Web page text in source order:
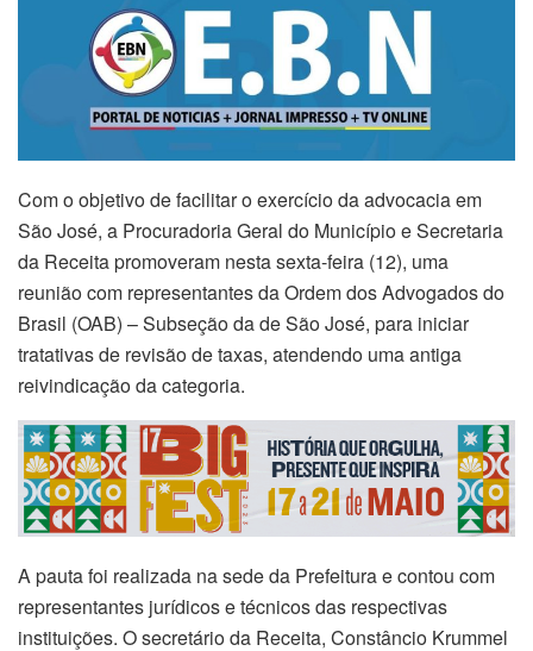
Com o objetivo de facilitar o exercício da advocacia em
São José, a Procuradoria Geral do Município e Secretaria
da Receita promoveram nesta sexta-feira (12), uma
reunião com representantes da Ordem dos Advogados do
Brasil (OAB) – Subseção da de São José, para iniciar
tratativas de revisão de taxas, atendendo uma antiga
reivindicação da categoria.
A pauta foi realizada na sede da Prefeitura e contou com
representantes jurídicos e técnicos das respectivas
instituições. O secretário da Receita, Constâncio Krummel